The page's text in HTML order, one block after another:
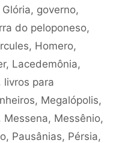
Glória, governo,
do peloponeso,
, Homero,
, Lacedemônia,
, livros para
, Megalópolis,
, Messena, Messênio,
, Pausânias, Pérsia,